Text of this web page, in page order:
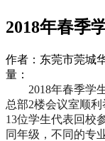
2018年春季
作者：东莞市莞城
量：
2018年春季学生
总部2楼会议室顺
13位学生代表回校
同年级，不同的专